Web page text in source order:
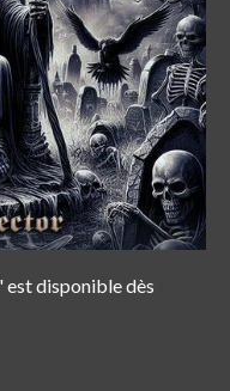
est disponible dès